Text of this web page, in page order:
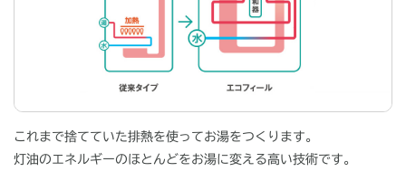
これまで捨てていた排熱を使ってお湯をつくります。
灯油のエネルギーのほとんどをお湯に変える高い技術です。